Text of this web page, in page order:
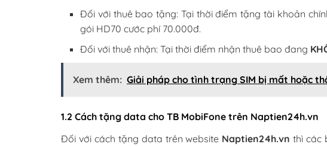
Đối với thuê bao tặng: Tại thời điểm tặng tài khoản
gói HD70 cước phí 70.000đ.
Đối với thuê nhận: Tại thời điểm nhận thuê bao đang
Xem thêm: Giải pháp cho tình trạng SIM bị mất hoặc
1.2 Cách tặng data cho TB MobiFone trên Naptien24h.vn
Đối với cách tặng data trên website Naptien24h.vn thì các